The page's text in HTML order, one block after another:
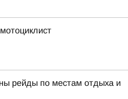
рейды по местам отдыха и